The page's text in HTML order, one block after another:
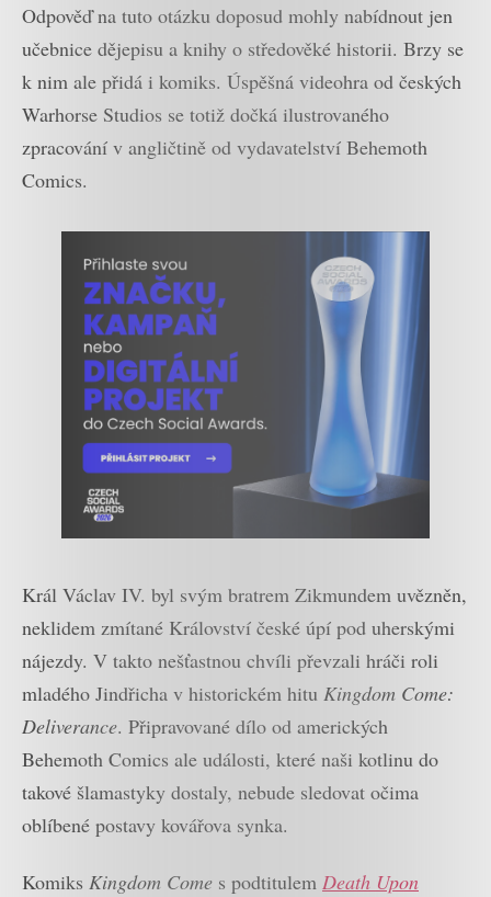
Odpověď na tuto otázku doposud mohly nabídnout jen
učebnice dějepisu a knihy o středověké historii. Brzy se
k nim ale přidá i komiks. Úspěšná videohra od českých
Warhorse Studios se totiž dočká ilustrovaného
zpracování v angličtině od vydavatelství Behemoth
Comics.
Král Václav IV. byl svým bratrem Zikmundem uvězněn,
neklidem zmítané Království české úpí pod uherskými
nájezdy. V takto nešťastnou chvíli převzali hráči roli
mladého Jindřicha v historickém hitu Kingdom Come:
Deliverance. Připravované dílo od amerických
Behemoth Comics ale události, které naši kotlinu do
takové šlamastyky dostaly, nebude sledovat očima
oblíbené postavy kovářova synka.
Komiks Kingdom Come s podtitulem Death Upon